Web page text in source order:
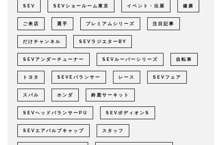
SEV SEVショールーム東京 イベント・出展 健康
ご来店 選手 プレミアムシリーズ 注目記事
だけチャンネル SEVラジエターBY
SEVアンダーチューナー SEVルーパーシリーズ 自転車
トヨタ SEVEバランサー レース SEVフェア
スバル ホンダ 鈴鹿サーキット
SEVヘッドバランサーPU SEVボディオンS
SEVエアバルブキャップ スタッフ